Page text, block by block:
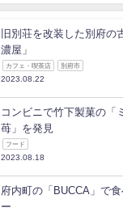
旧別荘を改装した別府の
濃屋」
カフェ・喫茶店 別府市
2023.08.22
コンビニで竹下製菓の「
苺」を発見
フード
2023.08.18
府内町の「BUCCA」で
ー